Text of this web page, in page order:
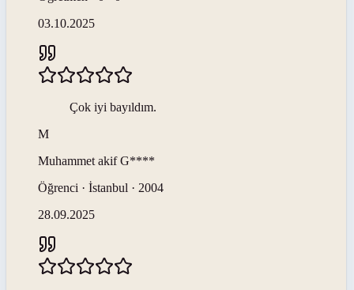
03.10.2025
Çok iyi bayıldım.
M
Muhammet akif G****
Öğrenci · İstanbul · 2004
28.09.2025